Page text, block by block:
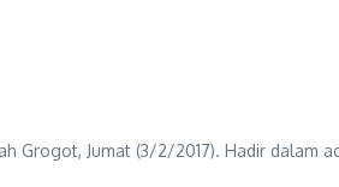
Grogot, Jumat (3/2/2017). Hadir dalam